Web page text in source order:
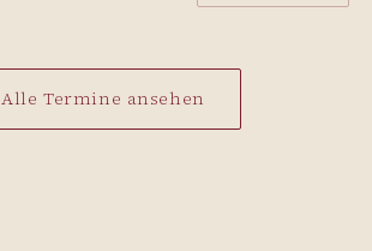
Alle Termine ansehen